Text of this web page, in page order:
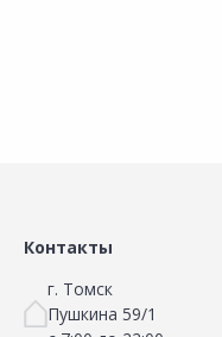
Контакты
г. Томск
Пушкина 59/1